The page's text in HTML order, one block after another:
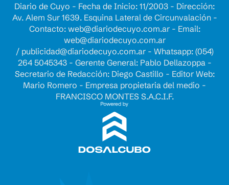
Diario de Cuyo - Fecha de Inicio: 11/2003 - Dirección:
Av. Alem Sur 1639. Esquina Lateral de Circunvalación -
Contacto: web@diariodecuyo.com.ar- Email:
web@diariodecuyo.com.ar
/ publicidad@diariodecuyo.com.ar- Whatsapp: (054)
264 5045343 - Gerente General: Pablo Dellazoppa -
Secretario de Redacción: Diego Castillo - Editor Web:
Mario Romero - Empresa propietaria del medio -
FRANCISCO MONTES S.A.C.I.F.